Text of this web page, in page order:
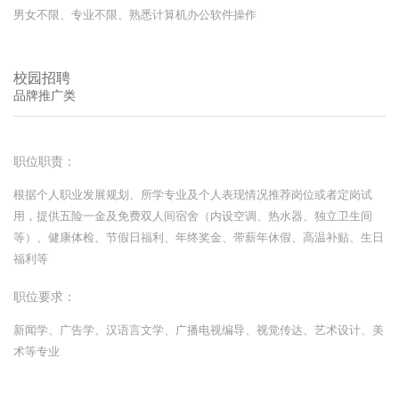
男女不限、专业不限、熟悉计算机办公软件操作
校园招聘
品牌推广类
职位职责：
根据个人职业发展规划、所学专业及个人表现情况推荐岗位或者定岗试
用，提供五险一金及免费双人间宿舍（内设空调、热水器、独立卫生间
等）、健康体检、节假日福利、年终奖金、带薪年休假、高温补贴、生日
福利等
职位要求：
新闻学、广告学、汉语言文学、广播电视编导、视觉传达、艺术设计、美
术等专业